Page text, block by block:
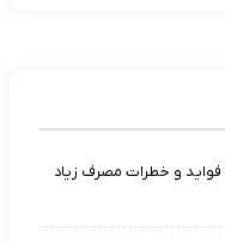
فواید و خطرات مصرف زیاد